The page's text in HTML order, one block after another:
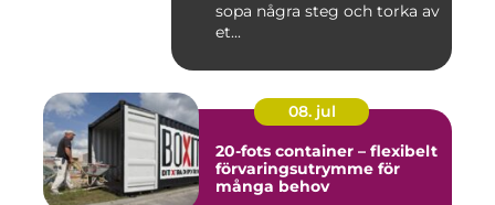
sopa några steg och torka av
et...
08. jul
20-fots container – flexibelt
förvaringsutrymme för
många behov